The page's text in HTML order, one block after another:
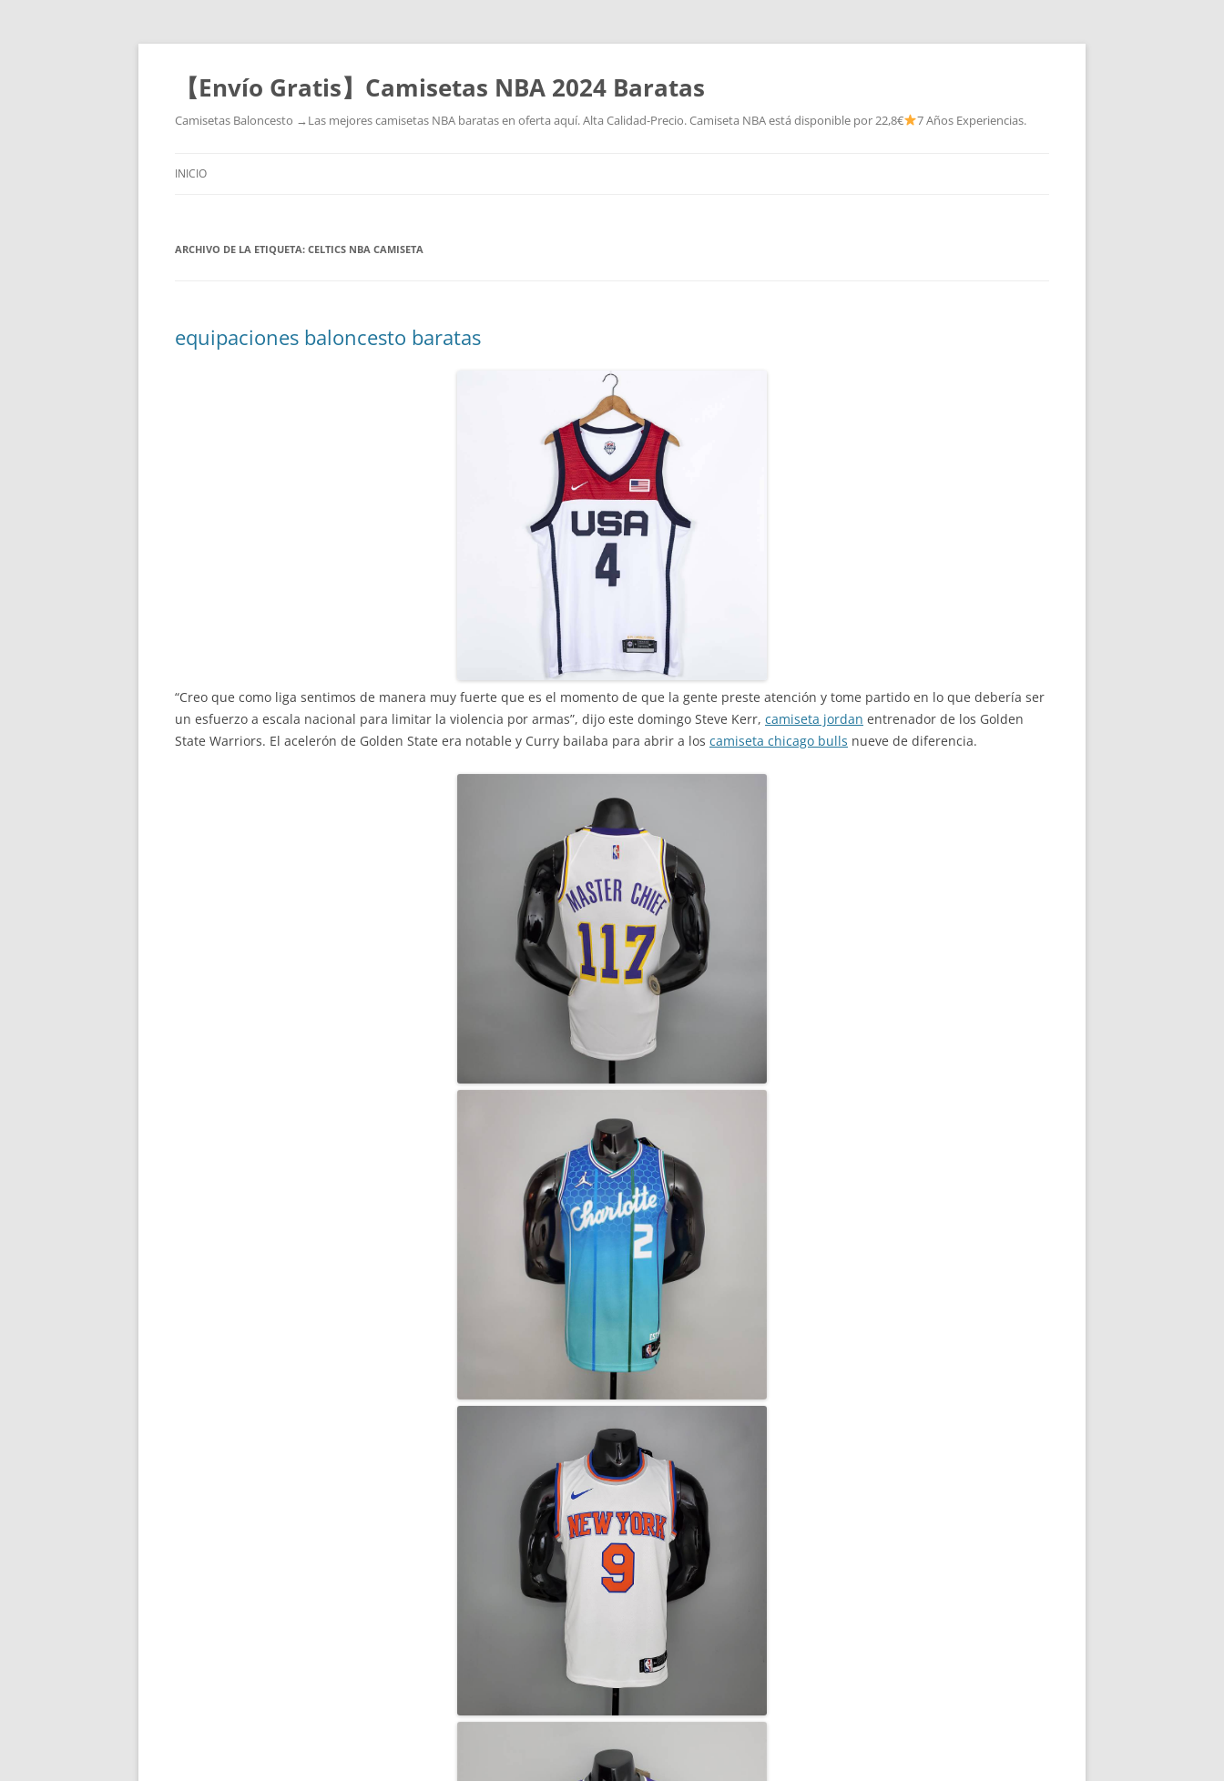
【Envío Gratis】Camisetas NBA 2024 Baratas
Camisetas Baloncesto →Las mejores camisetas NBA baratas en oferta aquí. Alta Calidad-Precio. Camiseta NBA está disponible por 22,8€ 7 Años Experiencias.
INICIO
ARCHIVO DE LA ETIQUETA: CELTICS NBA CAMISETA
equipaciones baloncesto baratas
“Creo que como liga sentimos de manera muy fuerte que es el momento de que la gente preste atención y tome partido en lo que debería ser
un esfuerzo a escala nacional para limitar la violencia por armas”, dijo este domingo Steve Kerr, camiseta jordan entrenador de los Golden
State Warriors. El acelerón de Golden State era notable y Curry bailaba para abrir a los camiseta chicago bulls nueve de diferencia.